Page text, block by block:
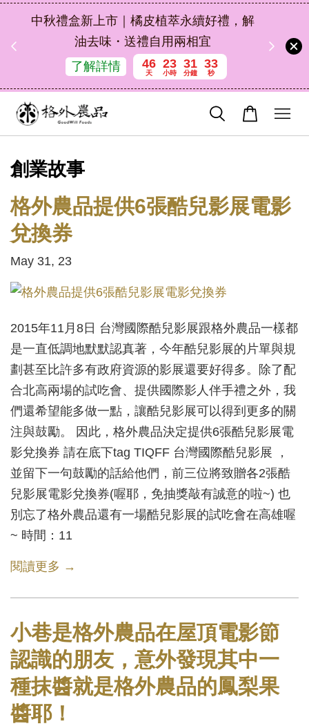
中秋禮盒新上市｜橘皮植萃永續好禮，解
油去味・送禮自用兩相宜
了解詳情
46
天
23
小時
31
分鐘
32
秒
創業故事
格外農品提供6張酷兒影展電影
兌換券
May 31, 23
2015年11月8日 台灣國際酷兒影展跟格外農品一樣都
是一直低調地默默認真著，今年酷兒影展的片單與規
劃甚至比許多有政府資源的影展還要好得多。除了配
合北高兩場的試吃會、提供國際影人伴手禮之外，我
們還希望能多做一點，讓酷兒影展可以得到更多的關
注與鼓勵。 因此，格外農品決定提供6張酷兒影展電
影兌換券 請在底下tag TIQFF 台灣國際酷兒影展 ，
並留下一句鼓勵的話給他們，前三位將致贈各2張酷
兒影展電影兌換券(喔耶，免抽獎敲有誠意的啦~) 也
別忘了格外農品還有一場酷兒影展的試吃會在高雄喔
~ 時間：11
閱讀更多 →
小巷是格外農品在屋頂電影節
認識的朋友，意外發現其中一
種抹醬就是格外農品的鳳梨果
醬耶！